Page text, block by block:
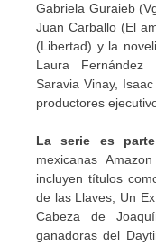
Gabriela Guraieb
Juan Carballo (El
(Libertad) y la
Laura Fernández
Saravia Vinay,
productores
La serie es
mexicanas
incluyen títulos
de las Llaves, Un
Cabeza de
ganadoras del